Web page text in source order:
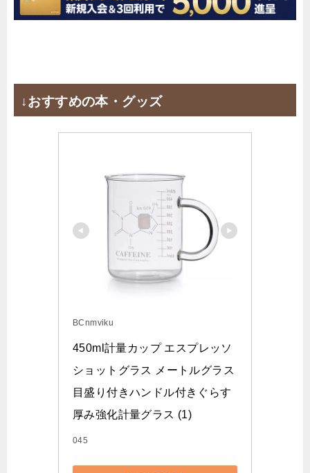
↓おすすめの本・グッズ
BCnmviku
450ml計量カップ エスプレッソ
ショットグラス メートルグラス
目盛り付きハンドル付きぐらす
厚み強化計量グラス (1)
045